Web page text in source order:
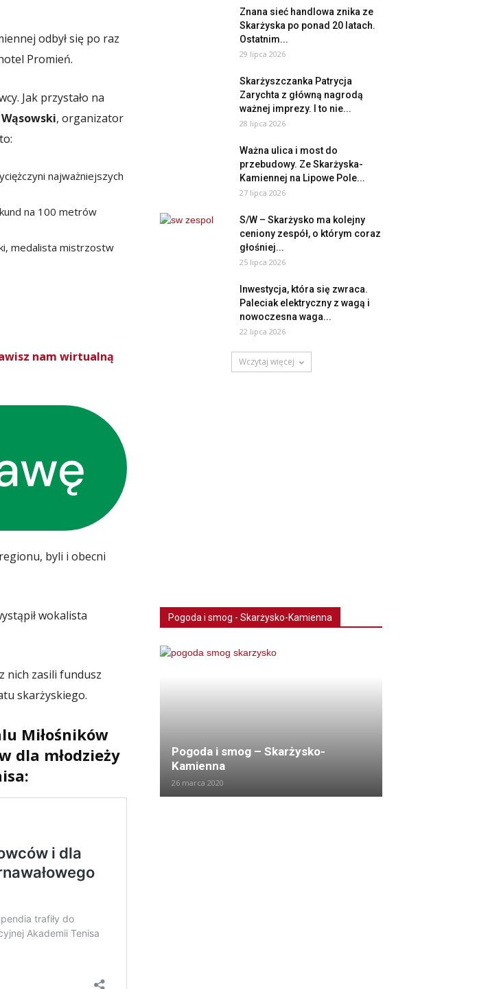
odbył się po raz
Promień.
Jak przystało na
, organizator
najważniejszych
na 100 metrów
medalista mistrzostw
nam wirtualną
byli i obecni
wokalista
nich zasili fundusz
skarżyskiego.
Miłośników
dla młodzieży
Znana sieć handlowa znika ze
Skarżyska po ponad 20 latach.
Ostatnim...
29 lipca 2026
Skarżyszczanka Patrycja
Zarychta z główną nagrodą
ważnej imprezy. I to nie...
28 lipca 2026
Ważna ulica i most do
przebudowy. Ze Skarżyska-
Kamiennej na Lipowe Pole...
27 lipca 2026
S/W – Skarżysko ma kolejny
ceniony zespół, o którym coraz
głośniej...
25 lipca 2026
Inwestycja, która się zwraca.
Paleciak elektryczny z wagą i
nowoczesna waga...
22 lipca 2026
Wczytaj więcej
Pogoda i smog - Skarżysko-Kamienna
Pogoda i smog – Skarżysko-
Kamienna
26 marca 2020